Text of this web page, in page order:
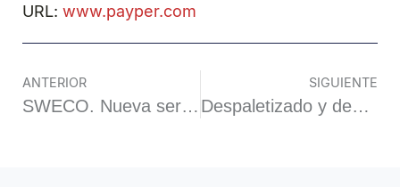
URL: www.payper.com
ANTERIOR
SWECO. Nueva serie de cribas HX
SIGUIENTE
Despaletizado y descarga automática de sólidos ensacados – Robotizado y asistido por IA